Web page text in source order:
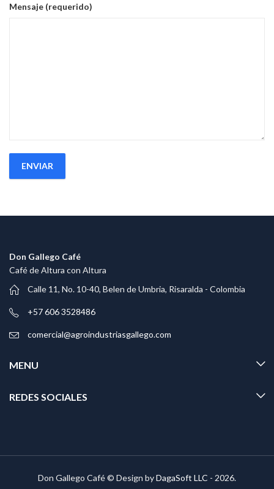
Mensaje (requerido)
Don Gallego Café
Café de Altura con Altura
Calle 11, No. 10-40, Belen de Umbria, Risaralda - Colombia
+57 606 3528486
comercial@agroindustriasgallego.com
MENU
REDES SOCIALES
Don Gallego Café © Design byDagaSoft LLC - 2026.